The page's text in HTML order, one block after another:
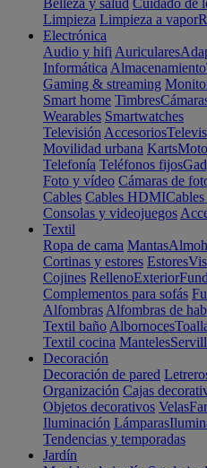
Belleza y salud Cuidado de
Limpieza Limpieza a vapor
Electrónica
Audio y hifi Auriculares
Informática Almacenamiento
Gaming & streaming
Smart home Timbres
Wearables Smartwatches
Televisión Accesorios
Movilidad urbana Karts
Telefonía Teléfonos fijos
Foto y vídeo Cámaras de
Cables Cables HDMI
Consolas y videojuegos
Textil
Ropa de cama Mantas
Cortinas y estores Estores
Cojines RellenoExterior
Complementos para sofás
Alfombras Alfombras de
Textil baño Albornoces
Textil cocina Manteles
Decoración
Decoración de pared
Organización Cajas
Objetos decorativos Velas
Iluminación Lámparas
Tendencias y temporadas
Jardín